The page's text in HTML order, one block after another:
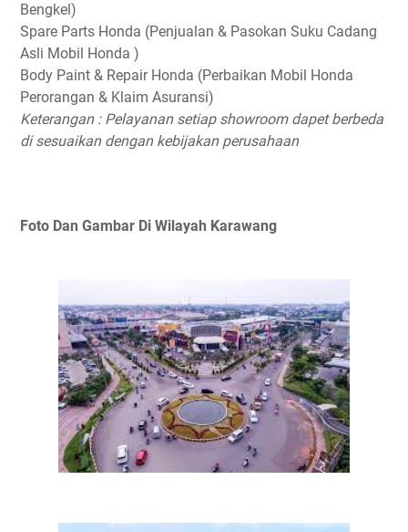
Bengkel)
Spare Parts Honda (Penjualan & Pasokan Suku Cadang
Asli Mobil Honda )
Body Paint & Repair Honda (Perbaikan Mobil Honda
Perorangan & Klaim Asuransi)
Keterangan : Pelayanan setiap showroom dapet berbeda
di sesuaikan dengan kebijakan perusahaan
Foto Dan Gambar Di Wilayah Karawang